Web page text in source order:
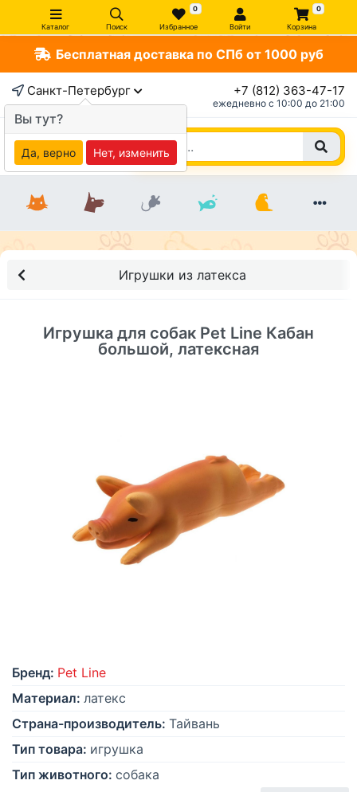
Каталог Поиск
0
Избранное Войти
0
Корзина
Бесплатная доставка по СПб от 1000 руб
Санкт-Петербург +7 (812) 363-47-17
ежедневно c 10:00 до 21:00
Игрушки из латекса
Игрушка для собак Pet Line Кабан
большой, латексная
Бренд: Pet Line
Материал: латекс
Страна-производитель: Тайвань
Тип товара: игрушка
Тип животного: собака
Вы тут?
Да, верно Нет, изменить